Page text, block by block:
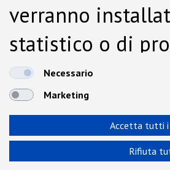
verranno
statistico o di
dalla Cookie
Necessario
Marketing
Accetta tutti i
Rifiuta